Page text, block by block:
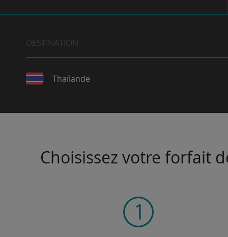
DESTINATION
Thaïlande
Choisissez votre forfait